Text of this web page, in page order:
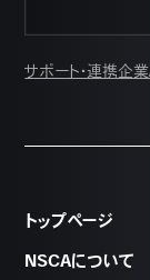
サポート・連携企
トップページ
NSCAについて